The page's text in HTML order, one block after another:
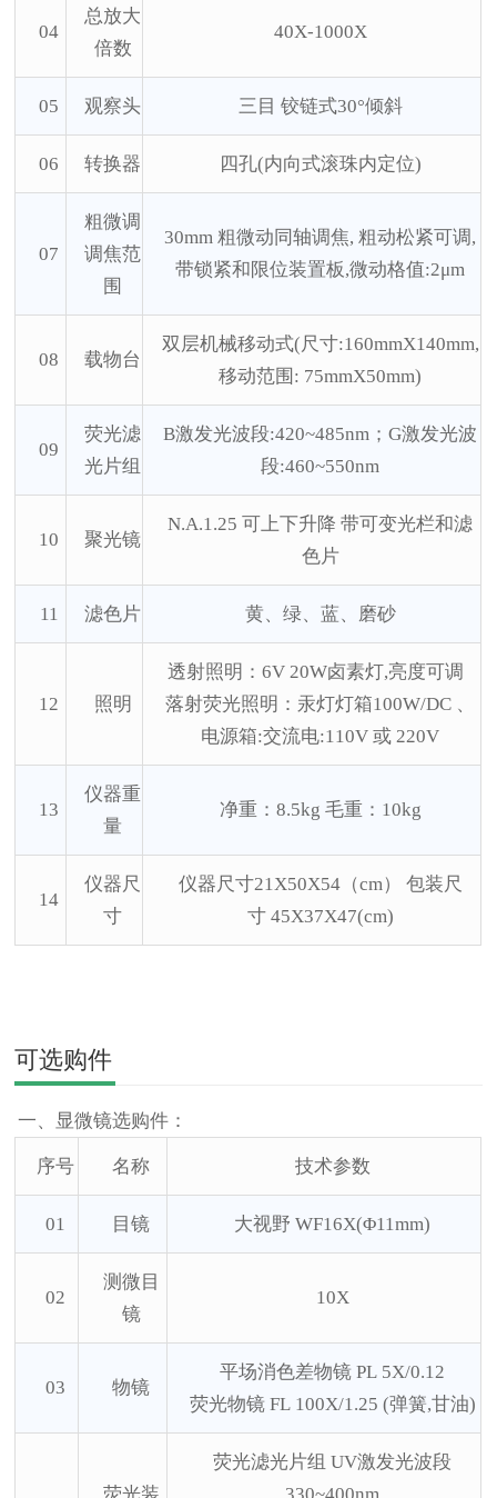
04
总放大
倍数
40X-1000X
05 观察头 三目 铰链式30°倾斜
06 转换器 四孔(内向式滚珠内定位)
07
粗微调
调焦范
围
30mm 粗微动同轴调焦, 粗动松紧可调,
带锁紧和限位装置板,微动格值:2μm
08 载物台
双层机械移动式(尺寸:160mmX140mm,
移动范围: 75mmX50mm)
09
荧光滤
光片组
B激发光波段:420~485nm；G激发光波
段:460~550nm
10 聚光镜
N.A.1.25 可上下升降 带可变光栏和滤
色片
11 滤色片 黄、绿、蓝、磨砂
12 照明
透射照明：6V 20W卤素灯,亮度可调
落射荧光照明：汞灯灯箱100W/DC 、
电源箱:交流电:110V 或 220V
13
仪器重
量
净重： 8.5kg 毛重：10kg
14
仪器尺
寸
仪器尺寸21X50X54（cm） 包装尺
寸 45X37X47(cm)
可选购件
一、显微镜选购件：
序号 名称 技术参数
01 目镜 大视野 WF16X(Φ11mm)
02
测微目
镜
10X
03 物镜
平场消色差物镜 PL 5X/0.12
荧光物镜FL 100X/1.25 (弹簧,甘油)
荧光滤光片组 UV激发光波段